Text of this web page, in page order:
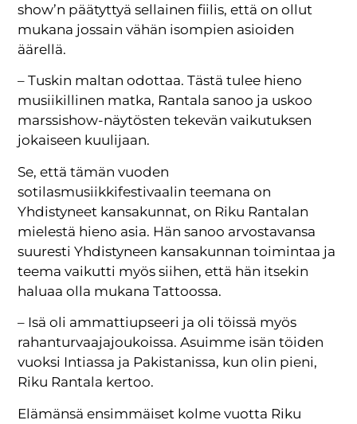
show’n päätyttyä sellainen fiilis, että on ollut
mukana jossain vähän isompien asioiden
äärellä.
– Tuskin maltan odottaa. Tästä tulee hieno
musiikillinen matka, Rantala sanoo ja uskoo
marssishow-näytösten tekevän vaikutuksen
jokaiseen kuulijaan.
Se, että tämän vuoden
sotilasmusiikkifestivaalin teemana on
Yhdistyneet kansakunnat, on Riku Rantalan
mielestä hieno asia. Hän sanoo arvostavansa
suuresti Yhdistyneen kansakunnan toimintaa ja
teema vaikutti myös siihen, että hän itsekin
haluaa olla mukana Tattoossa.
– Isä oli ammattiupseeri ja oli töissä myös
rahanturvaajajoukoissa. Asuimme isän töiden
vuoksi Intiassa ja Pakistanissa, kun olin pieni,
Riku Rantala kertoo.
Elämänsä ensimmäiset kolme vuotta Riku